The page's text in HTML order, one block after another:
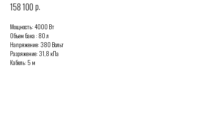
158 100 р.
Мощность: 4000 Вт
Объем бака : 80 л
Напряжение: 380 Вольт
Разряжение: 31,8 кПа
Кабель: 5 м